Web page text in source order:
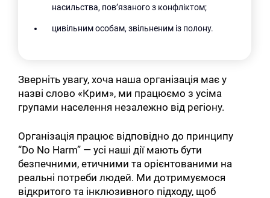
насильства, пов’язаного з конфліктом;
цивільним особам, звільненим із полону.
Зверніть увагу, хоча наша організація має у
назві слово «Крим», ми працюємо з усіма
групами населення незалежно від регіону.
Організація працює відповідно до принципу
“Do No Harm” — усі наші дії мають бути
безпечними, етичними та орієнтованими на
реальні потреби людей. Ми дотримуємося
відкритого та інклюзивного підходу, щоб